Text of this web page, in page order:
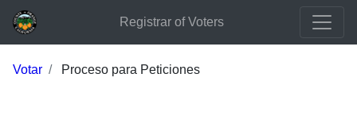
Registrar of Voters
Votar Proceso para Peticiones